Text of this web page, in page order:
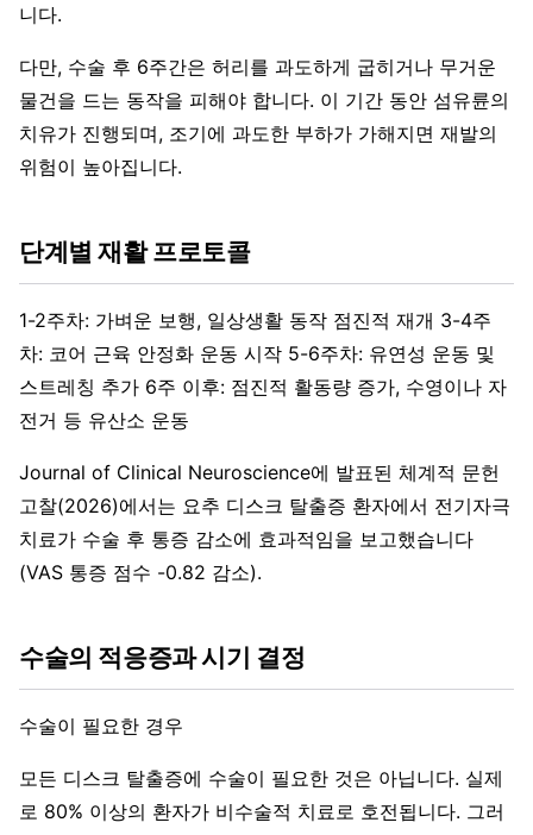
니다.
다만, 수술 후 6주간은 허리를 과도하게 굽히거나 무거운
물건을 드는 동작을 피해야 합니다. 이 기간 동안 섬유륜의
치유가 진행되며, 조기에 과도한 부하가 가해지면 재발의
위험이 높아집니다.
단계별 재활 프로토콜
1-2주차: 가벼운 보행, 일상생활 동작 점진적 재개 3-4주
차: 코어 근육 안정화 운동 시작 5-6주차: 유연성 운동 및
스트레칭 추가 6주 이후: 점진적 활동량 증가, 수영이나 자
전거 등 유산소 운동
Journal of Clinical Neuroscience에 발표된 체계적 문헌
고찰(2026)에서는 요추 디스크 탈출증 환자에서 전기자극
치료가 수술 후 통증 감소에 효과적임을 보고했습니다
(VAS 통증 점수 -0.82 감소).
수술의 적응증과 시기 결정
수술이 필요한 경우
모든 디스크 탈출증에 수술이 필요한 것은 아닙니다. 실제
로 80% 이상의 환자가 비수술적 치료로 호전됩니다. 그러